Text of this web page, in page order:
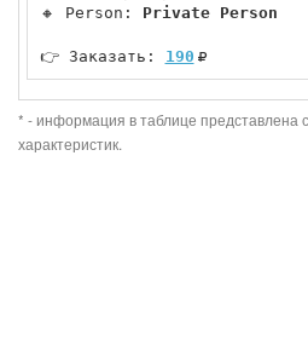
🔸 Person: Private Person
👉 Заказать: 190
* - информация в таблице представлена
характеристик.